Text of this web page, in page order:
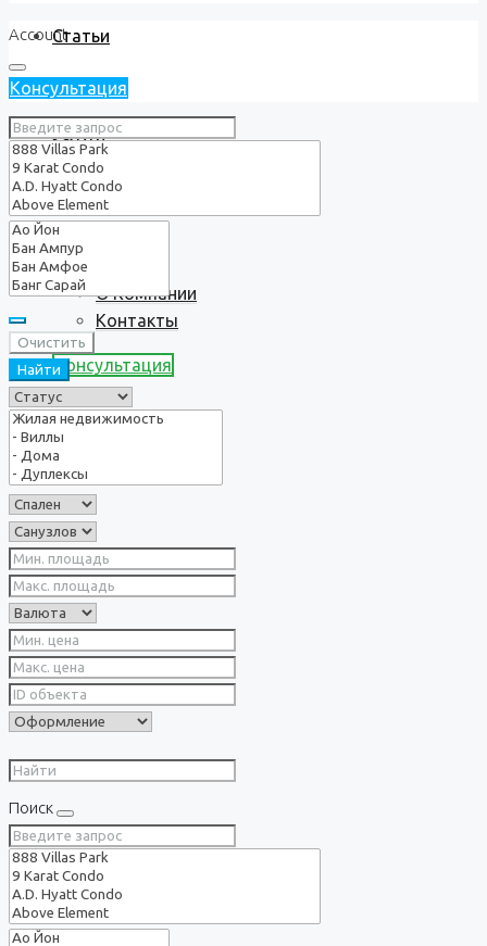
Статьи
Услуги
О нас
О Компании
Контакты
Консультация
Account
Консультация
Очистить
Найти
Поиск